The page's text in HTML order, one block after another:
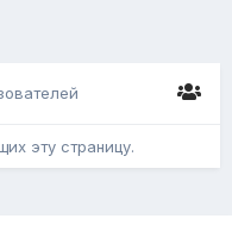
эту страницу.